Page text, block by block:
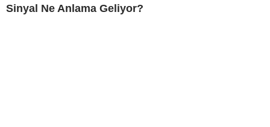
Sinyal Ne Anlama Geliyor?